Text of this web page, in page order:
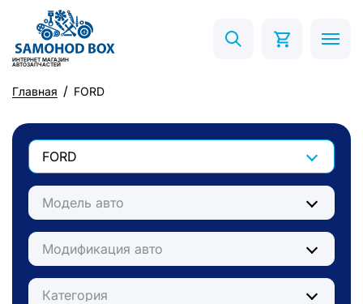
ИНТЕРНЕТ МАГАЗИН
АВТОЗАПЧАСТЕЙ
Главная FORD
FORD
Модель авто
Модификация авто
Категория